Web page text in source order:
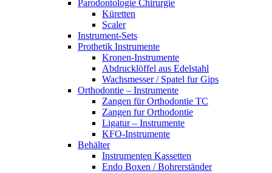
Parodontologie Chirurgie
Küretten
Scaler
Instrument-Sets
Prothetik Instrumente
Kronen-Instrumente
Abdrucklöffel aus Edelstahl
Wachsmesser / Spatel fur Gips
Orthodontie – Instrumente
Zangen für Orthodontie TC
Zangen fur Orthodontie
Ligatur – Instrumente
KFO-Instrumente
Behälter
Instrumenten Kassetten
Endo Boxen / Bohrerständer